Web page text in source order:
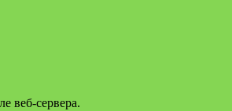
веб-сервера.